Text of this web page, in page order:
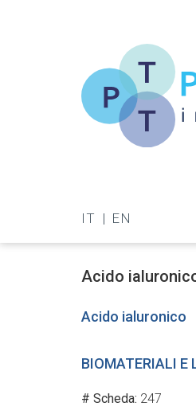
TT
IT EN
Acido
Acido ialuronico
BIOMATERIALI E
# Scheda 247